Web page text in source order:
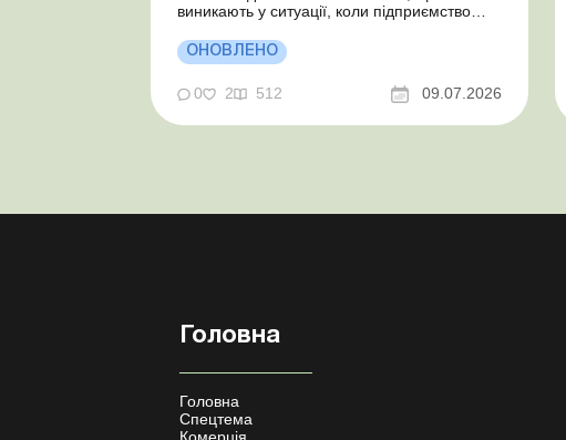
виникають у ситуації, коли підприємство
договором, який починає діяти із середини
місяця. Підприємство орендує у фізособи
автомобіль з 15.07.2026. Згідно з умовами
договору орендна плата становить 4 000
ОНОВЛЕНО
0 2 512 09.07.2026
Головна
Головна
Спецтема